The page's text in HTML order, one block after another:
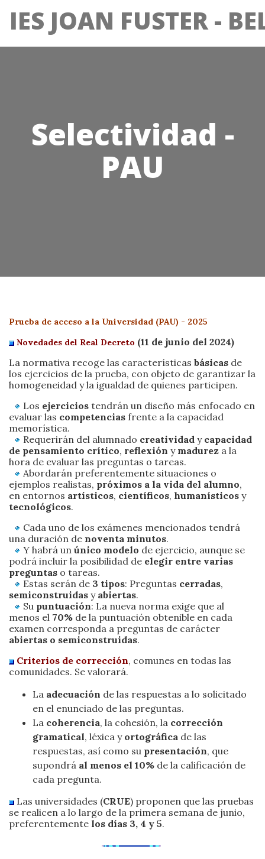
IES JOAN FUSTER -
Selectividad -
PAU
Prueba de acceso a la Universidad (PAU) - 2025
Novedades del Real Decreto (11 de junio del 2024)
La normativa recoge las características básicas de
los ejercicios de la prueba, con objeto de garantizar la
homogeneidad y la igualdad de quienes participen.
Los ejercicios tendrán un diseño más enfocado en
evaluar las competencias frente a la capacidad
memorística.
Requerirán del alumnado creatividad y capacidad
de pensamiento crítico, reflexión y madurez a la
hora de evaluar las preguntas o tareas.
Abordarán preferentemente situaciones o
ejemplos realistas, próximos a la vida del alumno,
en entornos artísticos, científicos, humanísticos y
tecnológicos.
Cada uno de los exámenes mencionados tendrá
una duración de noventa minutos.
Y habrá un único modelo de ejercicio, aunque se
podrá incluir la posibilidad de elegir entre varias
preguntas o tareas.
Estas serán de 3 tipos: Preguntas cerradas,
semiconstruidas y abiertas.
Su puntuación: La nueva norma exige que al
menos el 70% de la puntuación obtenible en cada
examen corresponda a preguntas de carácter
abiertas o semiconstruidas.
Criterios de corrección, comunes en todas las
comunidades. Se valorará.
La adecuación de las respuestas a lo solicitado
en el enunciado de las preguntas.
La coherencia, la cohesión, la corrección
gramatical, léxica y ortográfica de las
respuestas, así como su presentación, que
supondrá al menos el 10% de la calificación de
cada pregunta.
Las universidades (CRUE) proponen que las pruebas
se realicen a lo largo de la primera semana de junio,
preferentemente los días 3, 4 y 5.